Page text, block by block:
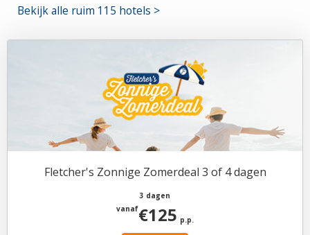
Bekijk alle ruim 115 hotels >
Fletcher's Zonnige Zomerdeal 3 of 4 dagen
3 dagen
vanaf€125 p.p.